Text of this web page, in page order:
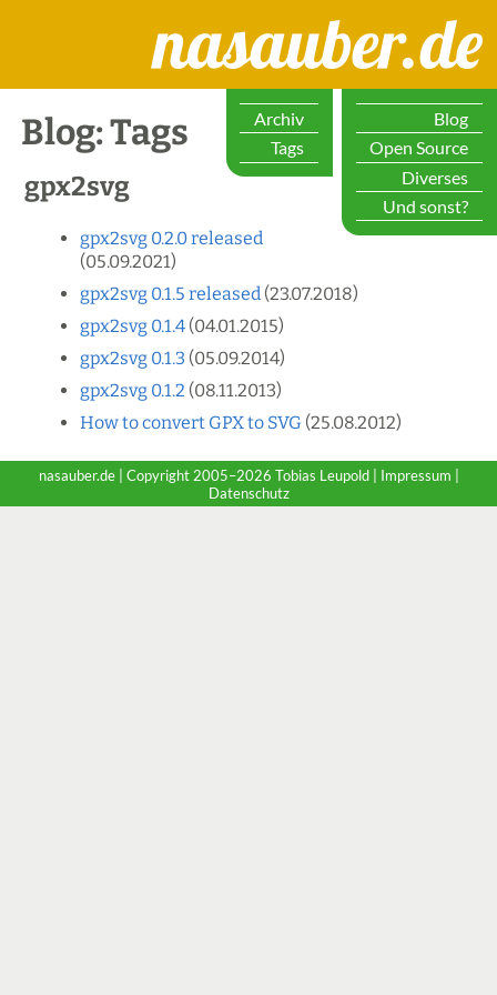
nasauber.de
Blog
Open Source
Diverses
Und sonst?
Archiv
Tags
Blog: Tags
gpx2svg
gpx2svg 0.2.0 released
(05.09.2021)
gpx2svg 0.1.5 released (23.07.2018)
gpx2svg 0.1.4 (04.01.2015)
gpx2svg 0.1.3 (05.09.2014)
gpx2svg 0.1.2 (08.11.2013)
How to convert GPX to SVG (25.08.2012)
nasauber.de | Copyright 2005–2026 Tobias Leupold | Impressum |
Datenschutz